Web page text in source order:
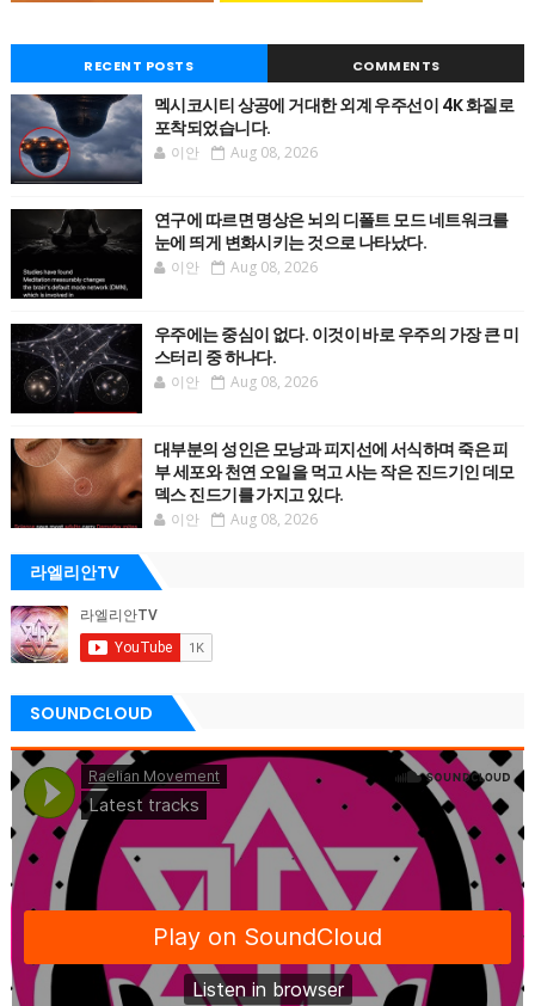
RECENT POSTS COMMENTS
멕시코시티 상공에 거대한 외계 우주선이 4K 화질로
포착되었습니다.
이안 Aug 08, 2026
연구에 따르면 명상은 뇌의 디폴트 모드 네트워크를
눈에 띄게 변화시키는 것으로 나타났다.
이안 Aug 08, 2026
우주에는 중심이 없다. 이것이 바로 우주의 가장 큰 미
스터리 중 하나다.
이안 Aug 08, 2026
대부분의 성인은 모낭과 피지선에 서식하며 죽은 피
부 세포와 천연 오일을 먹고 사는 작은 진드기인 데모
덱스 진드기를 가지고 있다.
이안 Aug 08, 2026
라엘리안TV
SOUNDCLOUD